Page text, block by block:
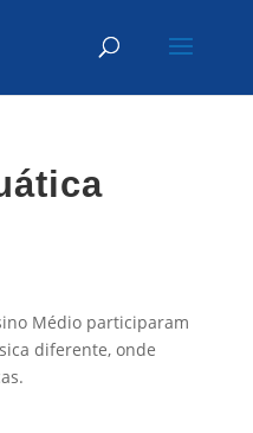
Médio participaram
diferente, onde